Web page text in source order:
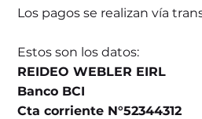
Los pagos se realizan vía
Estos son los datos:
REIDEO WEBLER EIRL
Banco BCI
Cta corriente N°52344312